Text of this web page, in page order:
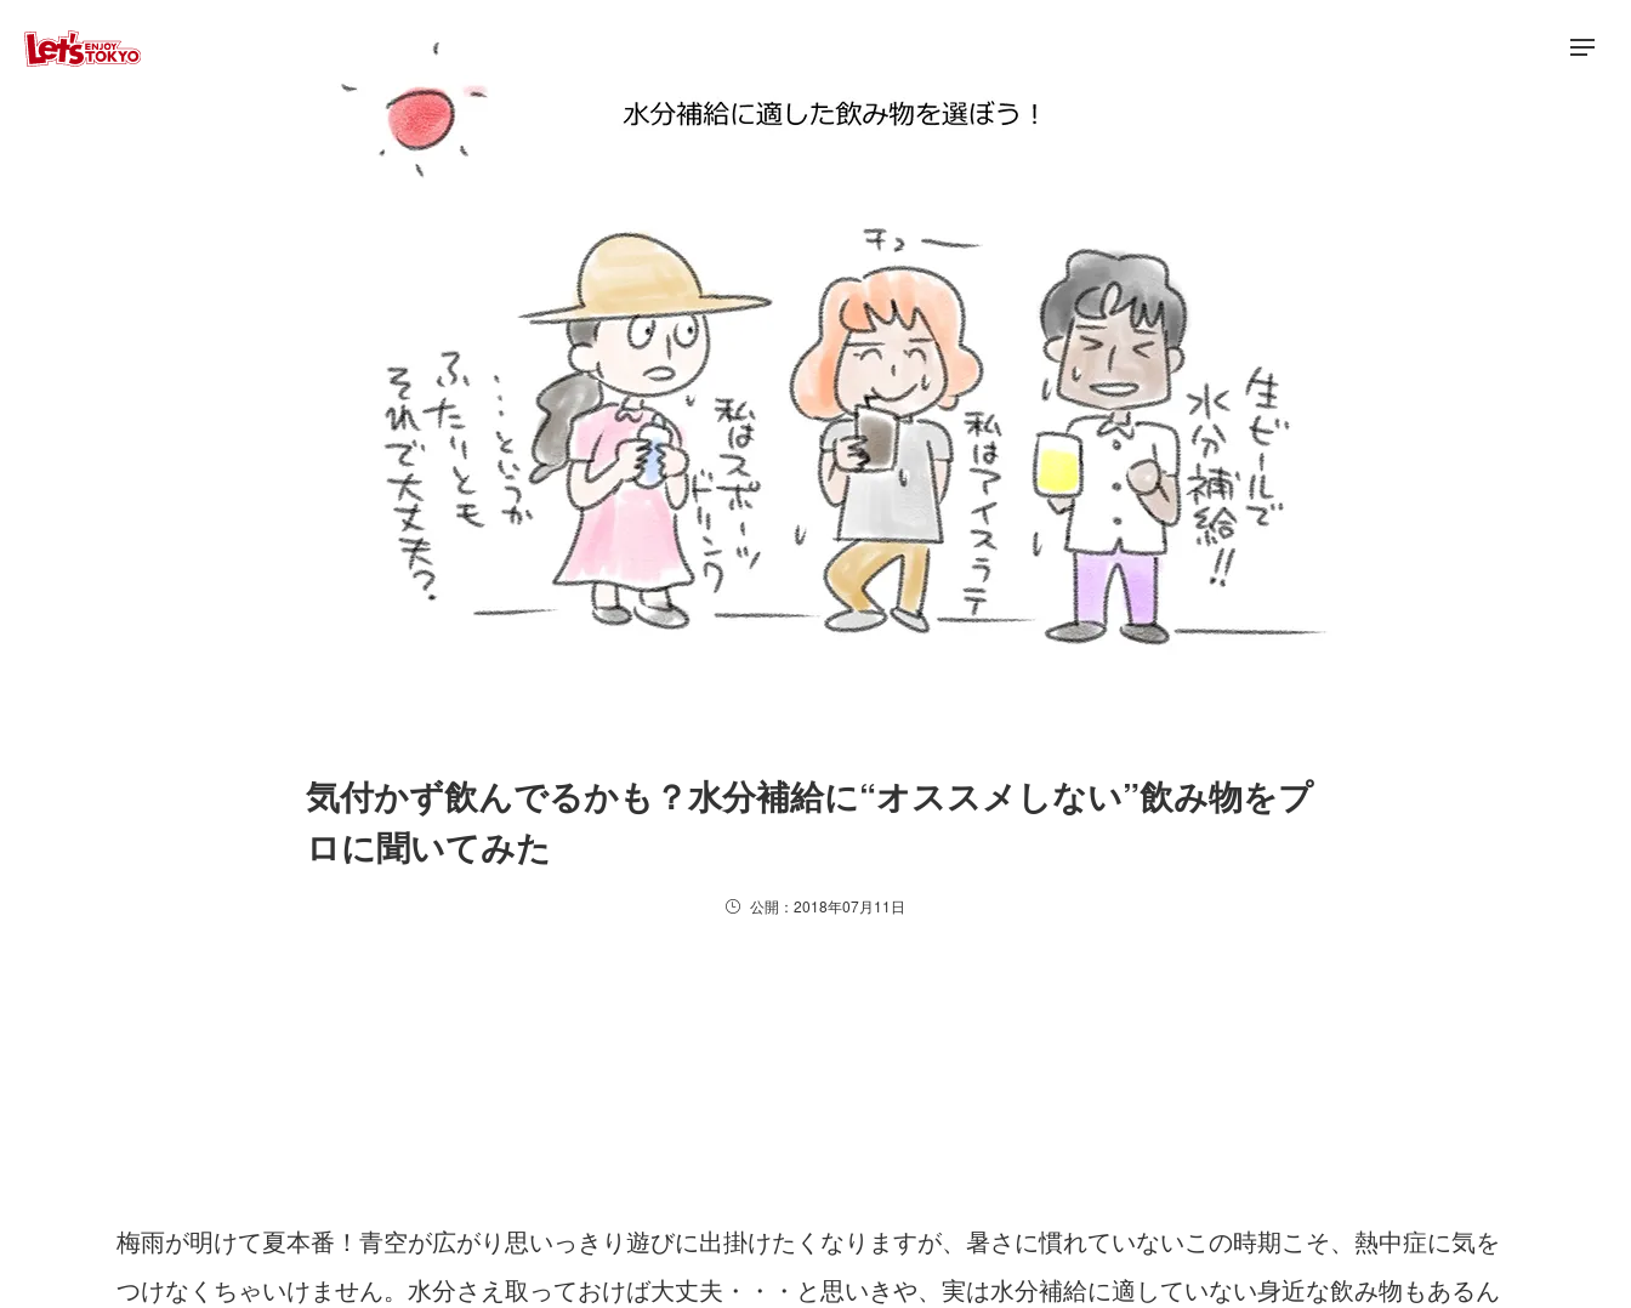
気付かず飲んでるかも？水分補給に“オススメしない”飲み物をプ
ロに聞いてみた
公開：2018年07月11日
梅雨が明けて夏本番！青空が広がり思いっきり遊びに出掛けたくなりますが、暑さに慣れていないこの時期こそ、熱中症に気を
つけなくちゃいけません。水分さえ取っておけば大丈夫・・・と思いきや、実は水分補給に適していない身近な飲み物もあるん